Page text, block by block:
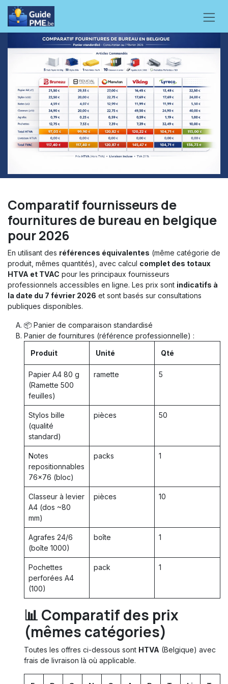
Se rendre au contenu
Comparatif fournisseurs de
fournitures de bureau en belgique
pour 2026
En utilisant des références équivalentes (même catégorie de
produit, mêmes quantités), avec calcul complet des totaux
HTVA et TVAC pour les principaux fournisseurs
professionnels accessibles en ligne. Les prix sont indicatifs à
la date du 7 février 2026 et sont basés sur consultations
publiques disponibles.
📦 Panier de comparaison standardisé
Panier de fournitures (référence professionnelle) :
Produit
Unité Qté
Papier A4 80 g
(Ramette 500
feuilles)
ramette 5
Stylos bille
(qualité
standard)
pièces 50
Notes
repositionnables
76×76 (bloc)
packs 1
Classeur à levier
A4 (dos ~80
mm)
pièces 10
Agrafes 24/6
(boîte 1000)
boîte 1
Pochettes
perforées A4
(100)
pack 1
📊 Comparatif des prix
(mêmes catégories)
Toutes les offres ci-dessous sont HTVA (Belgique) avec
frais de livraison là où applicable.